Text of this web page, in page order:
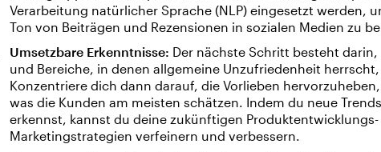
Verarbeitung natürlicher Sprache (NLP) eingesetzt werden,
Ton von Beiträgen und Rezensionen in sozialen Medien zu
Umsetzbare Erkenntnisse: Der nächste Schritt besteht
und Bereiche, in denen allgemeine Unzufriedenheit
Konzentriere dich dann darauf, die Vorlieben
was die Kunden am meisten schätzen. Indem du neue
erkennst, kannst du deine zukünftigen
Marketingstrategien verfeinern und verbessern.